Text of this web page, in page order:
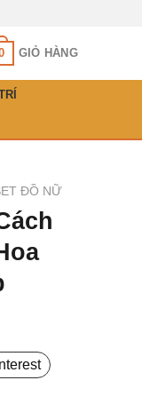
GIỎ HÀNG
ĐỒ NỮ